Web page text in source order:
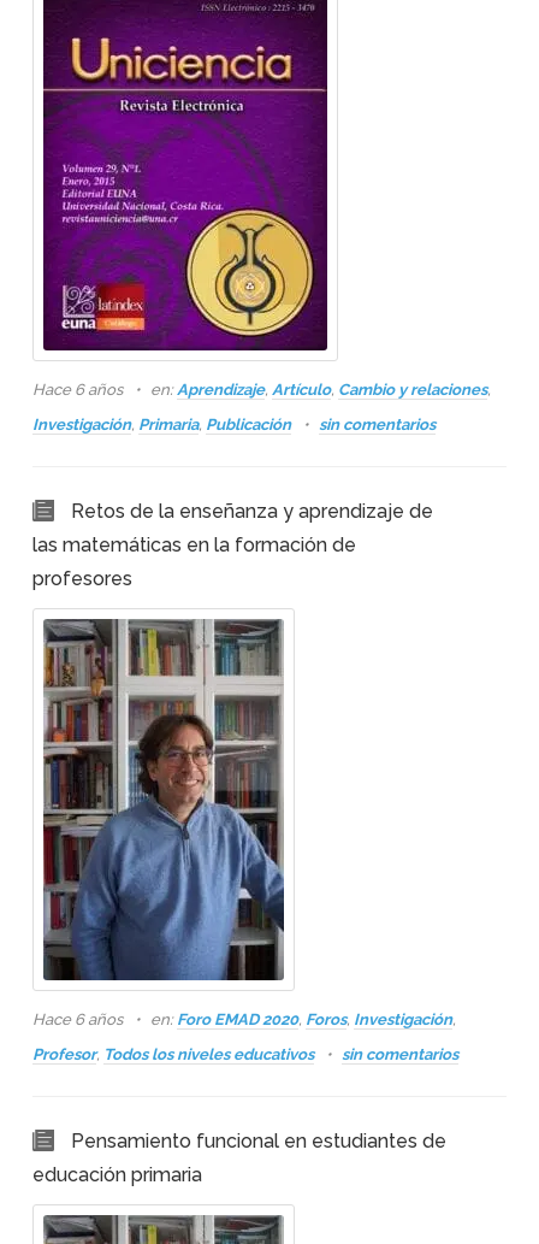
Hace 6 años en:Aprendizaje, Artículo, Cambio y relaciones,
Investigación, Primaria, Publicación sin comentarios
Retos de la enseñanza y aprendizaje de
las matemáticas en la formación de
profesores
Hace 6 años en: Foro EMAD 2020, Foros, Investigación,
Profesor, Todos los niveles educativos sin comentarios
Pensamiento funcional en estudiantes de
educación primaria